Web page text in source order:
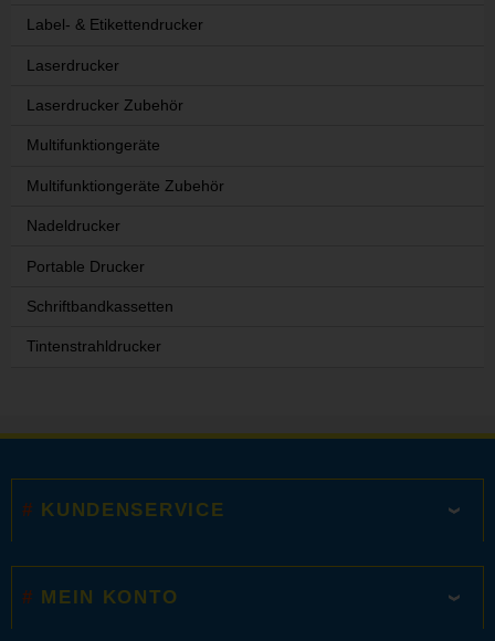
Label- & Etikettendrucker
Laserdrucker
Laserdrucker Zubehör
Multifunktiongeräte
Multifunktiongeräte Zubehör
Nadeldrucker
Portable Drucker
Schriftbandkassetten
Tintenstrahldrucker
KUNDENSERVICE
MEIN KONTO